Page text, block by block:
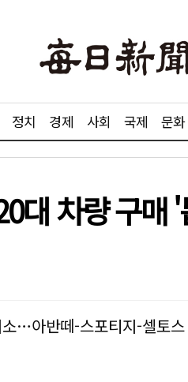
정치 경제 사회 국제 문화
차량 구매
…아반떼-스포티지-셀토